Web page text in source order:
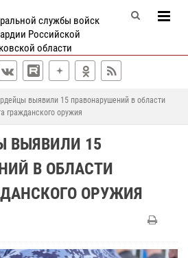
службы войск
Российской
области
выявили 15 правонарушений в области
гражданского оружия
ВЫЯВИЛИ 15
В ОБЛАСТИ
ОРУЖИЯ